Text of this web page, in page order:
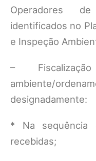
Operadores
identificados no
e Inspeção
–
ambiente/
designadamente:
* Na sequência
recebidas;